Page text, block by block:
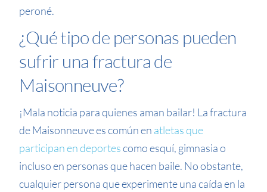
peroné.
¿Qué tipo de personas pueden
sufrir una fractura de
Maisonneuve?
¡Mala noticia para quienes aman bailar! La fractura
de Maisonneuve es común en atletas que
participan en deportescomo esquí, gimnasia o
incluso en personas que hacen baile. No obstante,
cualquier persona que experimente una caída en la